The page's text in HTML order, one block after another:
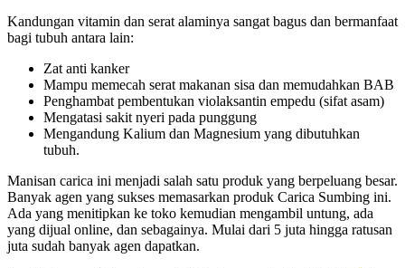
Kandungan vitamin dan serat alaminya sangat bagus dan bermanfaat
bagi tubuh antara lain:
Zat anti kanker
Mampu memecah serat makanan sisa dan memudahkan BAB
Penghambat pembentukan violaksantin empedu (sifat asam)
Mengatasi sakit nyeri pada punggung
Mengandung Kalium dan Magnesium yang dibutuhkan
tubuh.
Manisan carica ini menjadi salah satu produk yang berpeluang besar.
Banyak agen yang sukses memasarkan produk Carica Sumbing ini.
Ada yang menitipkan ke toko kemudian mengambil untung, ada
yang dijual online, dan sebagainya. Mulai dari 5 juta hingga ratusan
juta sudah banyak agen dapatkan.